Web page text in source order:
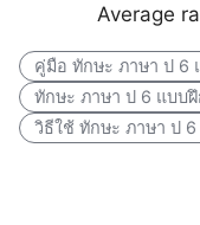
Average
คู่มือ ทักษะ ภาษา ป 6
ทักษะ ภาษา ป 6 แบบ
วิธีใช้ ทักษะ ภาษา ป